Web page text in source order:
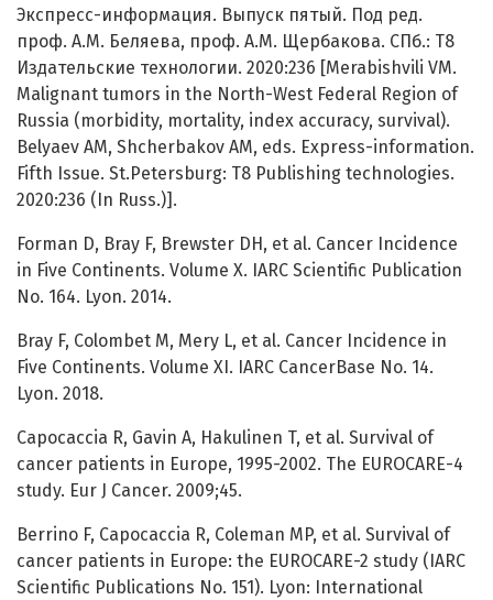
Экспресс-информация. Выпуск пятый. Под ред.
проф. А.М. Беляева, проф. А.М. Щербакова. СПб.: Т8
Издательские технологии. 2020:236 [Merabishvili VM.
Malignant tumors in the North-West Federal Region of
Russia (morbidity, mortality, index accuracy, survival).
Belyaev AM, Shcherbakov AM, eds. Express-information.
Fifth Issue. St.Petersburg: T8 Publishing technologies.
2020:236 (In Russ.)].
Forman D, Bray F, Brewster DH, et al. Cancer Incidence
in Five Continents. Volume X. IARC Scientific Publication
No. 164. Lyon. 2014.
Bray F, Colombet M, Mery L, et al. Cancer Incidence in
Five Continents. Volume XI. IARC CancerBase No. 14.
Lyon. 2018.
Capocaccia R, Gavin A, Hakulinen T, et al. Survival of
cancer patients in Europe, 1995-2002. The EUROCARE-4
study. Eur J Cancer. 2009;45.
Berrino F, Capocaccia R, Coleman MP, et al. Survival of
cancer patients in Europe: the EUROCARE-2 study (IARC
Scientific Publications No. 151). Lyon: International